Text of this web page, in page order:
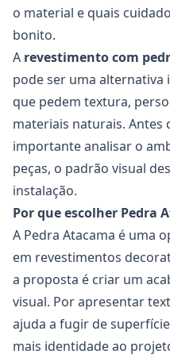
o material e quais
bonito.
A revestimento com
pode ser uma
que pedem textura,
materiais naturais. Antes
importante analisar o
peças, o padrão visual
instalação.
Por que escolher Pedra
A Pedra Atacama é uma
em revestimentos
a proposta é criar um
visual. Por apresentar
ajuda a fugir de
mais identidade ao